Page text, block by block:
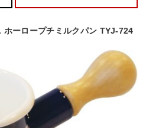
ーロープチミルクパン TYJ-724